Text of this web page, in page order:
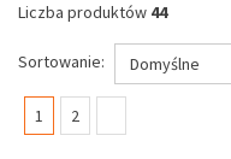
Liczba produktów 44
Sortowanie: Domyślne
1 (current)
2